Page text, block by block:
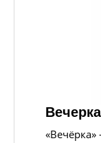
Вечерка